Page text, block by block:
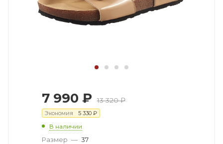
7 990 ₽ 13 320₽
Экономия 5 330 ₽
В наличии
Размер — 37